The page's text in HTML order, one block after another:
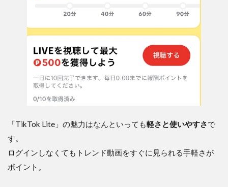
「TikTok Lite」の魅力はなんといっても軽さと使いやすさで
す。
ログインしなくてもトレンド動画をすぐに見られる手軽さが
ポイント。